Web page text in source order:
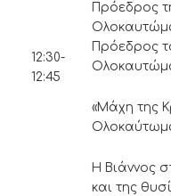
12:30-
12:45
Πρόεδρος
Πρόεδρος
«Μάχη της
Η Βιάννος
και της